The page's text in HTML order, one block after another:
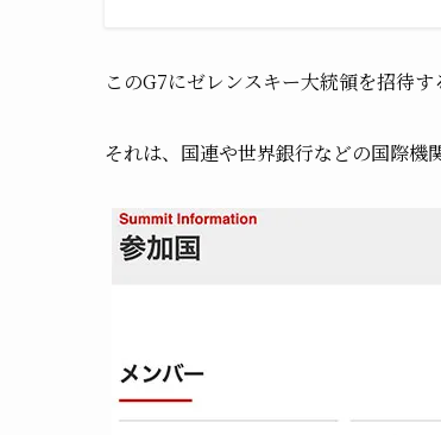
このG7にゼレンスキー大統領を招待
それは、国連や世界銀行などの国際機